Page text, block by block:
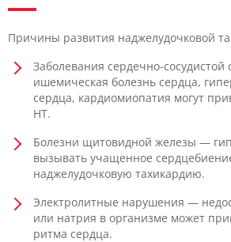
Причины развития наджелудочковой
Заболевания сердечно-
ишемическая болезнь сердца,
сердца, кардиомиопатия могут
НТ.
Болезни щитовидной железы —
вызывать учащенное
наджелудочковую тахикардию.
Электролитные нарушения —
или натрия в организме может
ритма сердца.